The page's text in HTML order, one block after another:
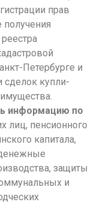
прав
получения
Петербурге и
сделок купли-
информацию по
лиц, пенсионного
капитала,
защиты
и